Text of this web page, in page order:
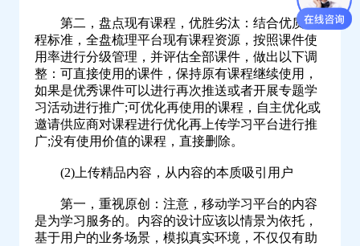
第二，盘点现有课程，优胜劣汰：结合优质课
程标准，全盘梳理平台现有课程资源，按照课件使
用率进行分级管理，并评估全部课件，做出以下调
整：可直接使用的课件，保持原有课程继续使用，
如果是优秀课件可以进行再次推送或者开展专题学
习活动进行推广;可优化再使用的课程，自主优化或
邀请供应商对课程进行优化再上传学习平台进行推
广;没有使用价值的课程，直接删除。
(2)上传精品内容，从内容的本质吸引用户
第一，重视原创：注意，移动学习平台的内容
是为学习服务的。内容的设计应该以情景为依托，
基于用户的业务场景，模拟真实环境，不仅仅有助